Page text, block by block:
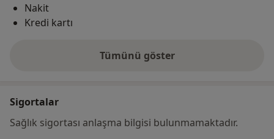
Nakit
Kredi kartı
Tümünü göster
adres hakkında
Sigortalar
Sağlık sigortası anlaşma bilgisi bulunmamaktadır.